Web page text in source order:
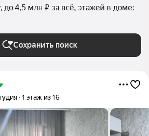
до 4,5 млн ₽ за всё, этажей в доме:
Сохранить поиск
1 этаж из 16